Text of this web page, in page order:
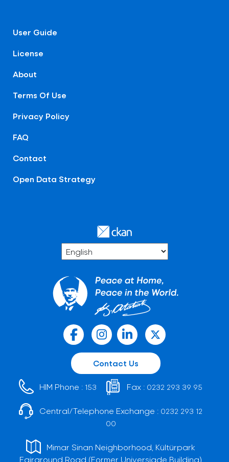
User Guide
License
About
Terms Of Use
Privacy Policy
FAQ
Contact
Open Data Strategy
Contact Us
HIM Phone : 153 Fax : 0232 293 39 95
Central/Telephone Exchange : 0232 293 12
00
Mimar Sinan Neighborhood, Kültürpark
Fairground Road (Former Universiade Building)